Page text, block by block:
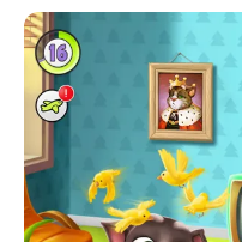
Скриншоты